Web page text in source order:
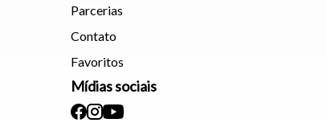
Parcerias
Contato
Favoritos
Mídias sociais